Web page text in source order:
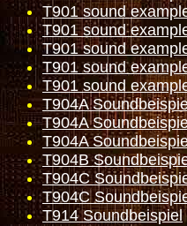
T901 sound
T901 sound
T901 sound
T901 sound
T901 sound
T904A
T904A
T904A
T904B
T904C
T904C
T914 Soundbeispiel